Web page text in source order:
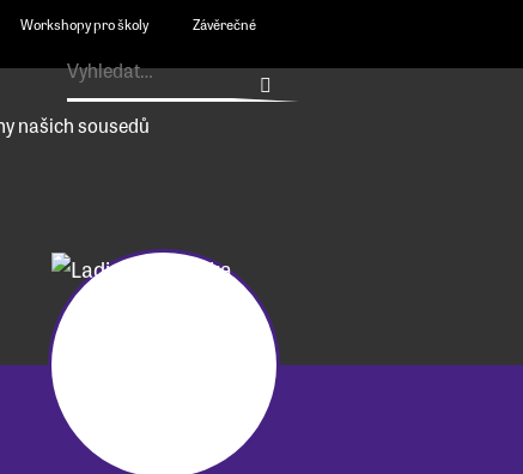
Workshopy pro školy
Závěrečné
našich sousedů